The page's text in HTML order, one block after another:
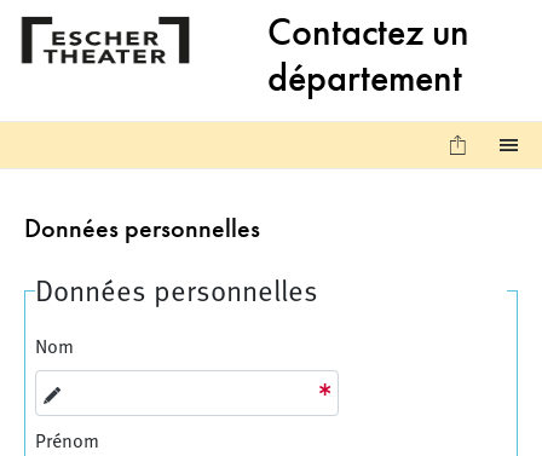
Aller au contenu principal
Aller aux liens de bas de page
Contactez un
département
Données personnelles
Données personnelles
Nom
Prénom